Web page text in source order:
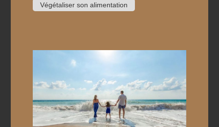
Végétaliser son alimentation